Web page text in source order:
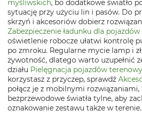
myśliwskich, bo dodatkowe światło
sytuację przy użyciu lin i pasów. Do
skrzyń i akcesoriów dobierz
Zabezpieczenie ładunku dla
oświetlenie robocze ułatwi kontrolę
po zmroku. Regularne mycie lamp i
żywotność, dlatego warto uzupełnić
działu Pielęgnacja pojazdów
korzystasz z przyczep, sprawdź
połącz je z mobilnymi
bezprzewodowe światła tylne, aby
oznakowanie zestawu także w terenie.